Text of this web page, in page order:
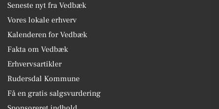
Seneste nyt fra Vedbæk
Vores lokale erhverv
Kalenderen for Vedbæk
Fakta om Vedbæk
Erhvervsartikler
Rudersdal Kommune
Få en gratis salgsvurdering